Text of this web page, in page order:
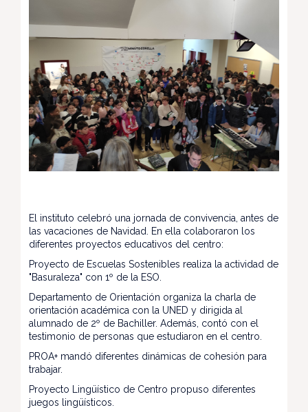
El instituto celebró una jornada de convivencia, antes de
las vacaciones de Navidad. En ella colaboraron los
diferentes proyectos educativos del centro:
Proyecto de Escuelas Sostenibles realiza la actividad de
"Basuraleza" con 1º de la ESO.
Departamento de Orientación organiza la charla de
orientación académica con la UNED y dirigida al
alumnado de 2º de Bachiller. Además, contó con el
testimonio de personas que estudiaron en el centro.
PROA+ mandó diferentes dinámicas de cohesión para
trabajar.
Proyecto Lingüístico de Centro propuso diferentes
juegos lingüísticos.